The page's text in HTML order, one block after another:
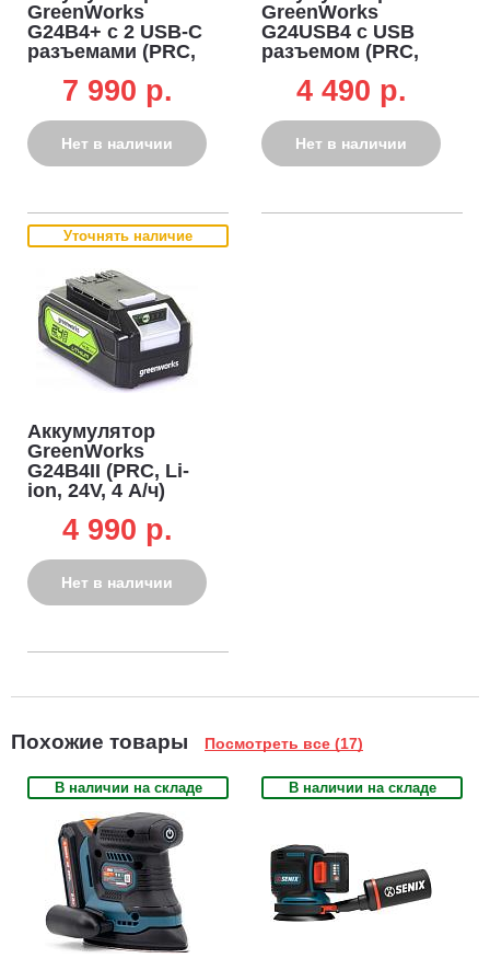
GreenWorks
G24B4+ c 2 USB-C
разъемами (PRC,
7 990 p.
Нет в наличии
GreenWorks
G24USB4 с USB
разъемом (PRC,
4 490 p.
Нет в наличии
Уточнять наличие
Аккумулятор
GreenWorks
G24B4II (PRC, Li-
ion, 24V, 4 А/ч)
4 990 p.
Нет в наличии
Похожие товары Посмотреть все (17)
В наличии на складе В наличии на складе